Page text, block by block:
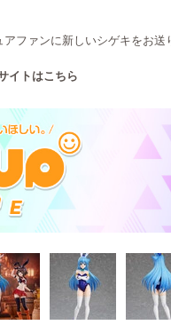
ファンに新しいシゲキをお送
イトはこちら